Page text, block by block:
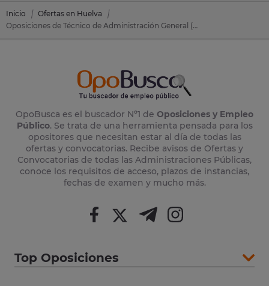
Inicio
Ofertas en Huelva
Oposiciones de Técnico de Administración General (TAG) en Lepe (Huelva)
OpoBusca es el buscador Nº1 de Oposiciones y Empleo
Público. Se trata de una herramienta pensada para los
opositores que necesitan estar al día de todas las
ofertas y convocatorias. Recibe avisos de Ofertas y
Convocatorias de todas las Administraciones Públicas,
conoce los requisitos de acceso, plazos de instancias,
fechas de examen y mucho más.
Top Oposiciones